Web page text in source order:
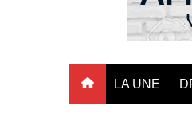
LA UNE